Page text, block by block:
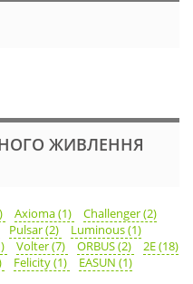
ЖИВЛЕННЯ
Axioma (1)
Challenger (2)
Pulsar (2)
Luminous (1)
Volter (7) ORBUS (2)
2E (18)
Felicity (1) EASUN (1)